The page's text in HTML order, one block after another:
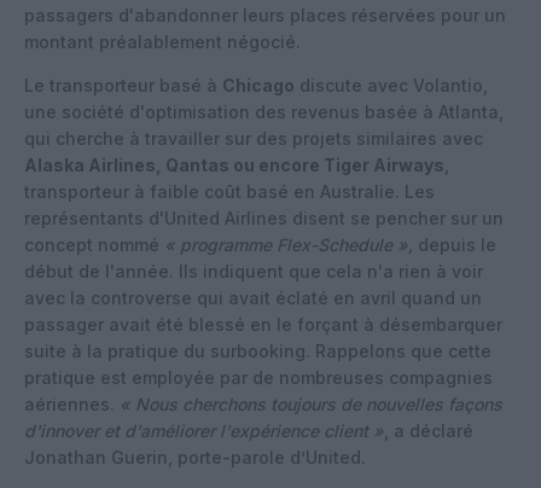
passagers d'abandonner leurs places réservées pour un
montant préalablement négocié.
Le transporteur basé à Chicago discute avec Volantio,
une société d'optimisation des revenus basée à Atlanta,
qui cherche à travailler sur des projets similaires avec
Alaska Airlines, Qantas ou encore Tiger Airways
transporteur à faible coût basé en Australie. Les
représentants d'United Airlines disent se pencher sur un
concept nommé « programme Flex-Schedule », depuis le
début de l'année. Ils indiquent que cela n'a rien à voir
avec la controverse qui avait éclaté en avril quand un
passager avait été blessé en le forçant à désembarquer
suite à la pratique du surbooking. Rappelons que cette
pratique est employée par de nombreuses compagnies
aériennes. « Nous cherchons toujours de nouvelles façons
d'innover et d'améliorer l'expérience client » , a déclaré
Jonathan Guerin, porte-parole d’United.